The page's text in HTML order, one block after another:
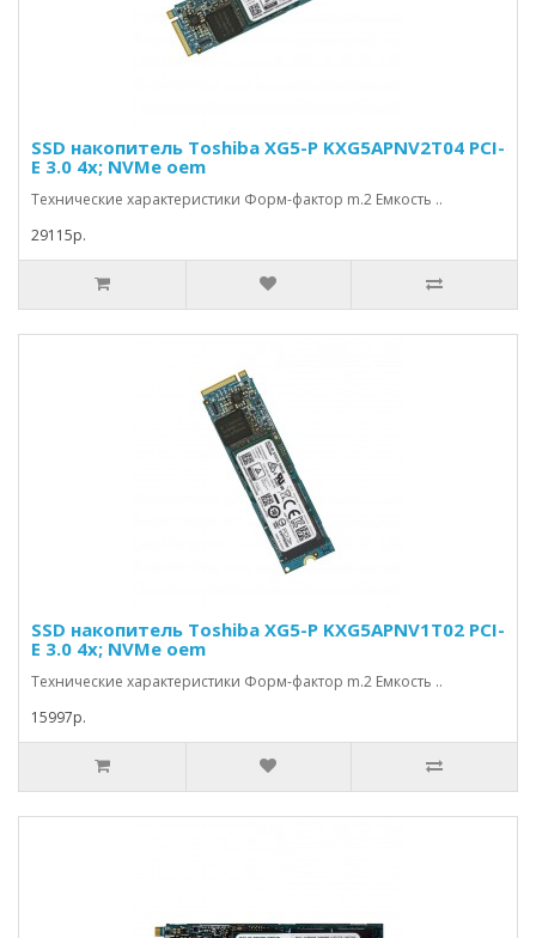
SSD накопитель Toshiba XG5-P KXG5APNV2T04 PCI-
E 3.0 4x; NVMe oem
Технические характеристики Форм-фактор m.2 Емкость ..
29115р.
SSD накопитель Toshiba XG5-P KXG5APNV1T02 PCI-
E 3.0 4x; NVMe oem
Технические характеристики Форм-фактор m.2 Емкость ..
15997р.